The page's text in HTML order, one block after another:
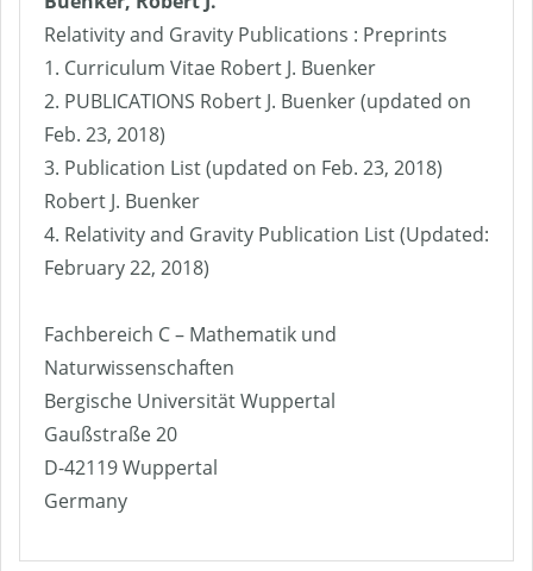
Relativity and Gravity Publications : Preprints
1. Curriculum Vitae Robert J. Buenker
2. PUBLICATIONS Robert J. Buenker (updated on
Feb. 23, 2018)
3. Publication List (updated on Feb. 23, 2018)
Robert J. Buenker
4. Relativity and Gravity Publication List (Updated:
February 22, 2018)
Fachbereich C – Mathematik und
Naturwissenschaften
Bergische Universität Wuppertal
Gaußstraße 20
D-42119 Wuppertal
Germany